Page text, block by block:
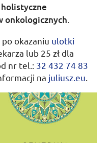
onkologicznych
po okazaniu ulotki
lub 25złdla
nr tel. : 32 432 74 83
na juliusz.eu